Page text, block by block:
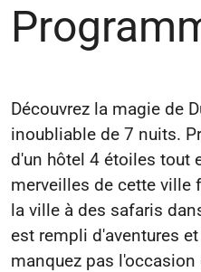
Découvrez la magie de
inoubliable de 7 nuits.
d'un hôtel 4 étoiles tout
merveilles de cette ville
la ville à des safaris
est rempli d'aventures
manquez pas